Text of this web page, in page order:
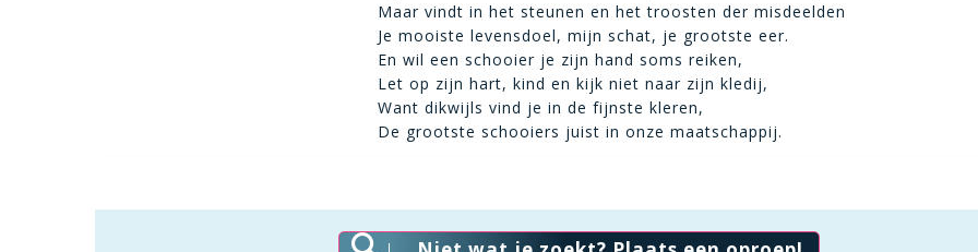
Maar vindt in het steunen en het troosten der misdeelden
Je mooiste levensdoel, mijn schat, je grootste eer.
En wil een schooier je zijn hand soms reiken,
Let op zijn hart, kind en kijk niet naar zijn kledij,
Want dikwijls vind je in de fijnste kleren,
De grootste schooiers juist in onze maatschappij.